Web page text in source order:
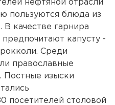
нефтяной отрасли
пользуются блюда из
качестве гарнира
капусту -
Среди
православные
Постные изыски
посетителей столовой